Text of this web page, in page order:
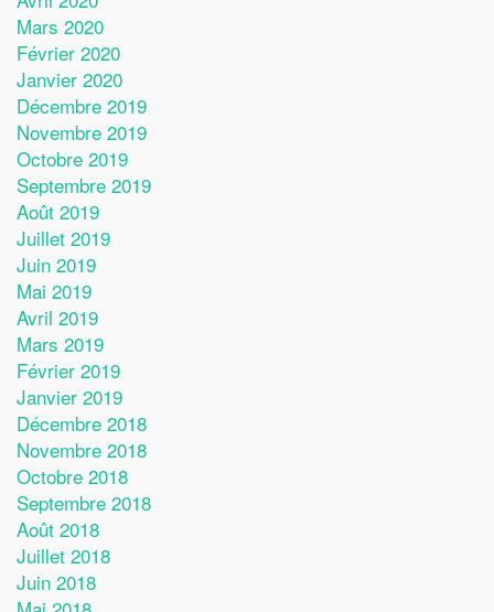
Mars 2020
Février 2020
Janvier 2020
Décembre 2019
Novembre 2019
Octobre 2019
Septembre 2019
Août 2019
Juillet 2019
Juin 2019
Mai 2019
Avril 2019
Mars 2019
Février 2019
Janvier 2019
Décembre 2018
Novembre 2018
Octobre 2018
Septembre 2018
Août 2018
Juillet 2018
Juin 2018